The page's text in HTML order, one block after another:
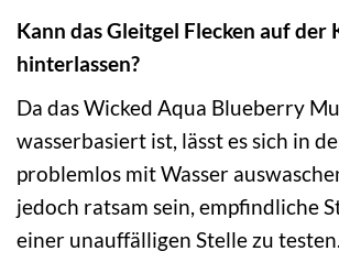
Kann das Gleitgel Flecken auf der
hinterlassen?
Da das Wicked Aqua Blueberry
wasserbasiert ist, lässt es sich in
problemlos mit Wasser
jedoch ratsam sein, empfindliche
einer unauffälligen Stelle zu testen.